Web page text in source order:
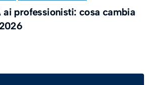
ai professionisti: cosa cambia